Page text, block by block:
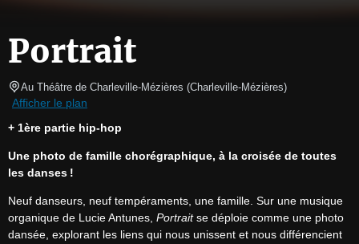
Portrait
Au Théâtre de Charleville-Mézières (Charleville-Mézières)
Afficher le plan
+ 1ère partie hip-hop
Une photo de famille chorégraphique, à la croisée de toutes
les danses !
Neuf danseurs, neuf tempéraments, une famille. Sur une musique
organique de Lucie Antunes, Portrait se déploie comme une photo
dansée, explorant les liens qui nous unissent et nous différencient